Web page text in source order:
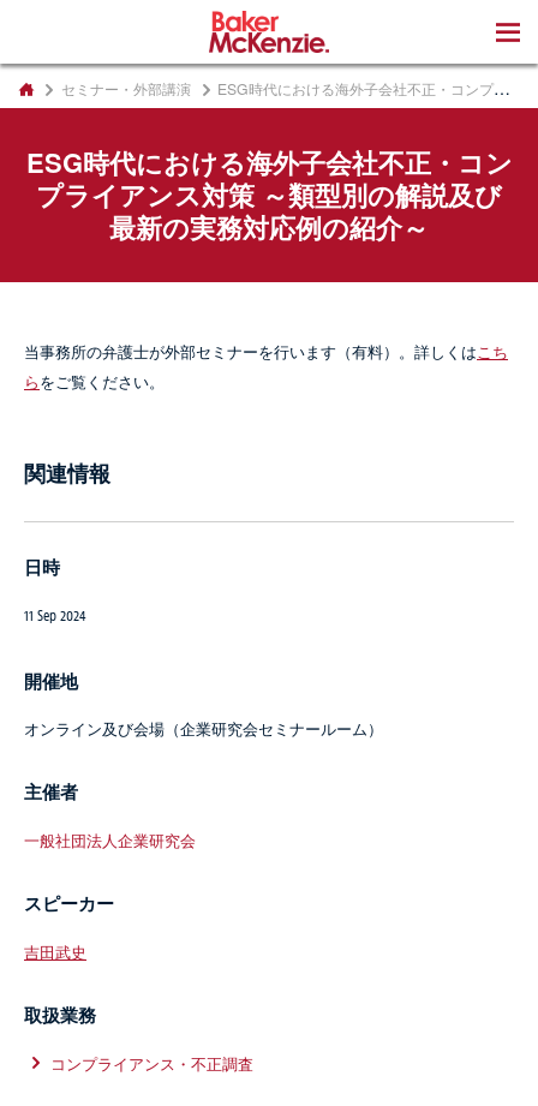
セミナー・外部講演 ESG時代における海外子会社不正・コンプライアンス対策 ～類型別の解説及び最新の実務対応例の紹介～
ESG時代における海外子会社不正・コン
プライアンス対策 ～類型別の解説及び
最新の実務対応例の紹介～
当事務所の弁護士が外部セミナーを行います（有料）。詳しくはこち
らをご覧ください。
関連情報
日時
11 Sep 2024
開催地
オンライン及び会場（企業研究会セミナールーム）
主催者
一般社団法人企業研究会
スピーカー
吉田武史
取扱業務
コンプライアンス・不正調査